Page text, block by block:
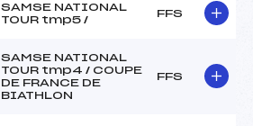
SAMSE NATIONAL
TOUR tmp5 /
FFS
SAMSE NATIONAL
TOUR tmp4 / COUPE
DE FRANCE DE
BIATHLON
FFS